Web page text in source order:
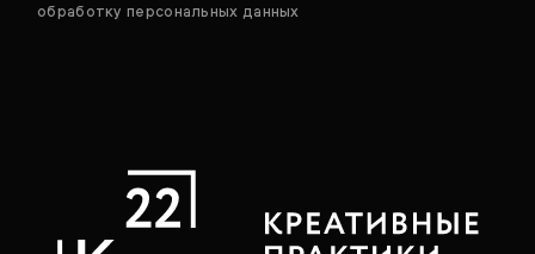
обработку персональных данных